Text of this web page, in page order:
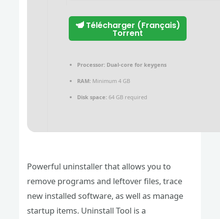
Télécharger (Français)
Torrent
Processor: Dual-core for keygens
RAM: Minimum 4 GB
Disk space: 64 GB required
Powerful uninstaller that allows you to
remove programs and leftover files, trace
new installed software, as well as manage
startup items. Uninstall Tool is a